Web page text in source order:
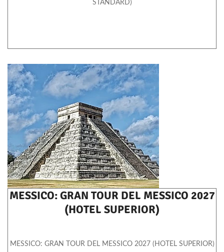
STANDARD)
MESSICO: GRAN TOUR DEL MESSICO 2027
(HOTEL SUPERIOR)
MESSICO: GRAN TOUR DEL MESSICO 2027 (HOTEL SUPERIOR)